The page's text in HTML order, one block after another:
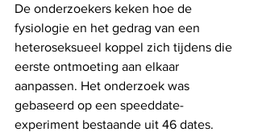
De onderzoekers keken hoe de
fysiologie en het gedrag van een
heteroseksueel koppel zich tijdens die
eerste ontmoeting aan elkaar
aanpassen. Het onderzoek was
gebaseerd op een speeddate-
experiment bestaande uit 46 dates.